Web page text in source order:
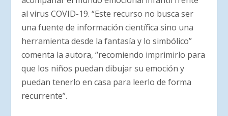
al virus COVID-19. “Este recurso no busca ser
una fuente de información científica sino una
herramienta desde la fantasía y lo simbólico”
comenta la autora, “recomiendo imprimirlo para
que los niños puedan dibujar su emoción y
puedan tenerlo en casa para leerlo de forma
recurrente”.